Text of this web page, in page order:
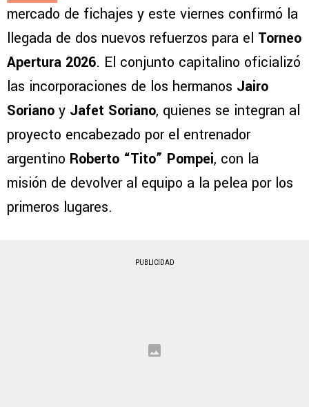
mercado de fichajes y este viernes confirmó la
llegada de dos nuevos refuerzos para el Torneo
Apertura 2026. El conjunto capitalino oficializó
las incorporaciones de los hermanos Jairo
Soriano y Jafet Soriano, quienes se integran al
proyecto encabezado por el entrenador
argentino Roberto “Tito” Pompei, con la
misión de devolver al equipo a la pelea por los
primeros lugares.
PUBLICIDAD